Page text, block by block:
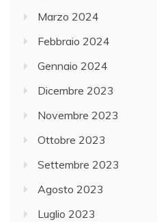
Marzo 2024
Febbraio 2024
Gennaio 2024
Dicembre 2023
Novembre 2023
Ottobre 2023
Settembre 2023
Agosto 2023
Luglio 2023